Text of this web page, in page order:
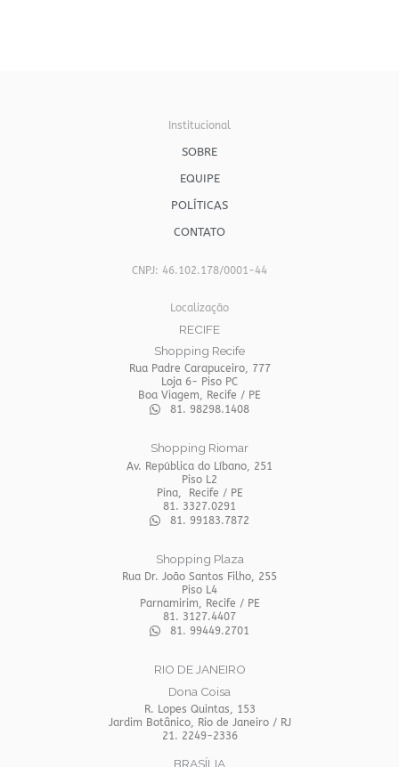
Institucional
SOBRE
EQUIPE
POLÍTICAS
CONTATO
CNPJ: 46.102.178/0001-44
Localização
RECIFE
Shopping Recife
Rua Padre Carapuceiro, 777
Loja 6- Piso PC
Boa Viagem, Recife / PE
81. 98298.1408
Shopping Riomar
Av. República do Líbano, 251
Piso L2
Pina, Recife / PE
81. 3327.0291
81. 99183.7872
Shopping Plaza
Rua Dr. João Santos Filho, 255
Piso L4
Parnamirim, Recife / PE
81. 3127.4407
81. 99449.2701
RIO DE JANEIRO
Dona Coisa
R. Lopes Quintas, 153
Jardim Botânico, Rio de Janeiro / RJ
21. 2249-2336
BRASÍLIA